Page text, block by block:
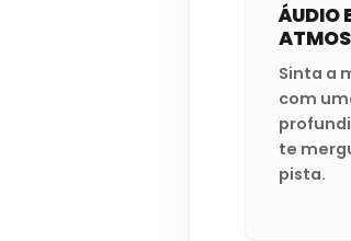
ÁUDIO
ATMOS
Sinta a
com
te
pista.